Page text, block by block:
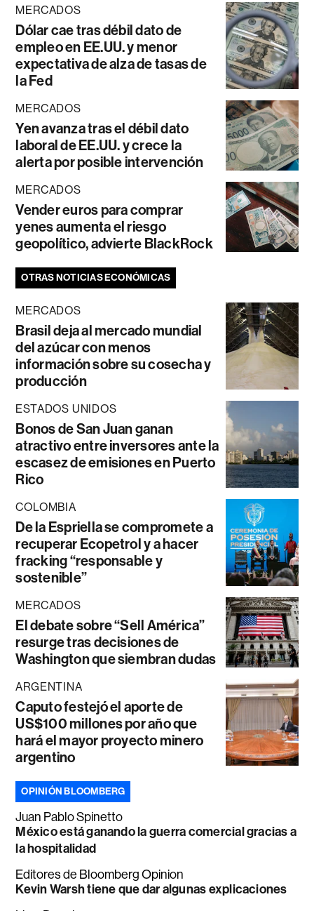
MERCADOS
Dólar cae tras débil dato de
empleo en EE.UU. y menor
expectativa de alza de tasas de
la Fed
MERCADOS
Yen avanza tras el débil dato
laboral de EE.UU. y crece la
alerta por posible intervención
MERCADOS
Vender euros para comprar
yenes aumenta el riesgo
geopolítico, advierte BlackRock
OTRAS NOTICIAS ECONÓMICAS
MERCADOS
Brasil deja al mercado mundial
del azúcar con menos
información sobre su cosecha y
producción
ESTADOS UNIDOS
Bonos de San Juan ganan
atractivo entre inversores ante la
escasez de emisiones en Puerto
Rico
COLOMBIA
De la Espriella se compromete a
recuperar Ecopetrol y a hacer
fracking “responsable y
sostenible”
MERCADOS
El debate sobre “Sell América”
resurge tras decisiones de
Washington que siembran dudas
ARGENTINA
Caputo festejó el aporte de
US$100 millones por año que
hará el mayor proyecto minero
argentino
OPINIÓN BLOOMBERG
Juan Pablo Spinetto
México está ganando la guerra comercial gracias a
la hospitalidad
Editores de Bloomberg Opinion
Kevin Warsh tiene que dar algunas explicaciones